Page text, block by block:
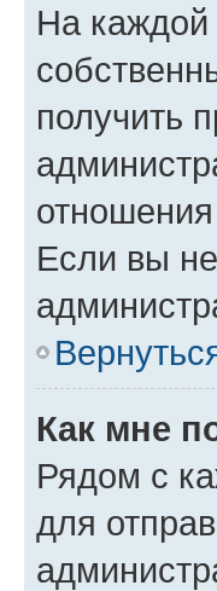
На каждой
получить
Если вы
Как мне
Рядом с
для